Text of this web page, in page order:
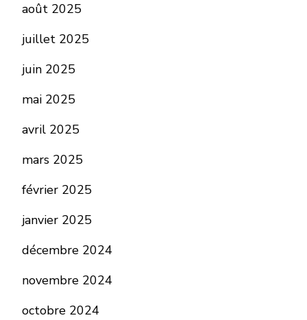
août 2025
juillet 2025
juin 2025
mai 2025
avril 2025
mars 2025
février 2025
janvier 2025
décembre 2024
novembre 2024
octobre 2024